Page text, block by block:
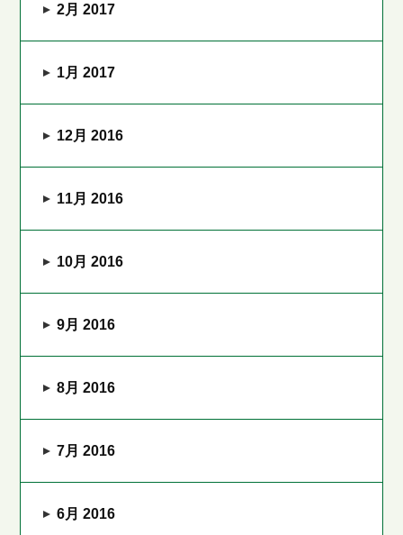
2月 2017
1月 2017
12月 2016
11月 2016
10月 2016
9月 2016
8月 2016
7月 2016
6月 2016